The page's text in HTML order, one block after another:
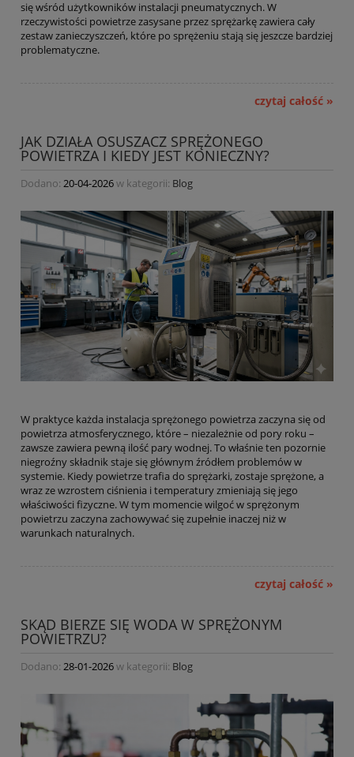
się wśród użytkowników instalacji pneumatycznych. W
rzeczywistości powietrze zasysane przez sprężarkę zawiera cały
zestaw zanieczyszczeń, które po sprężeniu stają się jeszcze bardziej
problematyczne.
czytaj całość »
JAK DZIAŁA OSUSZACZ SPRĘŻONEGO
POWIETRZA I KIEDY JEST KONIECZNY?
Dodano: 20-04-2026w kategorii: Blog
W praktyce każda instalacja sprężonego powietrza zaczyna się od
powietrza atmosferycznego, które – niezależnie od pory roku –
zawsze zawiera pewną ilość pary wodnej. To właśnie ten pozornie
niegroźny składnik staje się głównym źródłem problemów w
systemie. Kiedy powietrze trafia do sprężarki, zostaje sprężone, a
wraz ze wzrostem ciśnienia i temperatury zmieniają się jego
właściwości fizyczne. W tym momencie wilgoć w sprężonym
powietrzu zaczyna zachowywać się zupełnie inaczej niż w
warunkach naturalnych.
czytaj całość »
SKĄD BIERZE SIĘ WODA W SPRĘŻONYM
POWIETRZU?
Dodano: 28-01-2026w kategorii: Blog